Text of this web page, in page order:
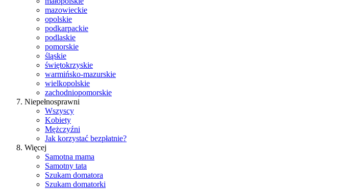
mazowieckie
opolskie
podkarpackie
podlaskie
pomorskie
śląskie
świętokrzyskie
warmińsko-mazurskie
wielkopolskie
zachodniopomorskie
Niepełnosprawni
Wszyscy
Kobiety
Mężczyźni
Jak korzystać bezpłatnie?
Więcej
Samotna mama
Samotny tata
Szukam domatora
Szukam domatorki